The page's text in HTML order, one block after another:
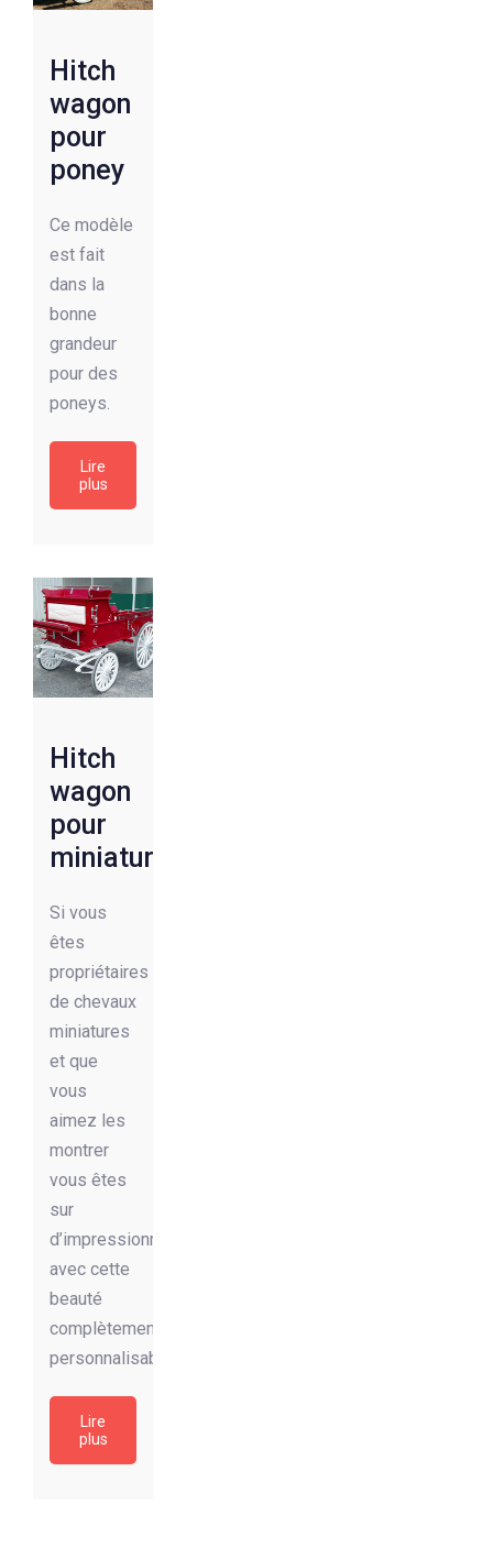
Hitch
wagon
pour
poney
Ce modèle
est fait
dans la
bonne
grandeur
pour des
poneys.
Lire
plus
Hitch
wagon
pour
miniature
Si vous
êtes
propriétaires
de chevaux
miniatures
et que
vous
aimez les
montrer
vous êtes
sur
d’impressionner
avec cette
beauté
complètement
personnalisable.
Lire
plus